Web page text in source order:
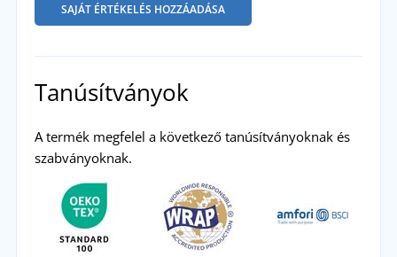
SAJÁT ÉRTÉKELÉS HOZZÁADÁSA
Tanúsítványok
A termék megfelel a következő tanúsítványoknak és
szabványoknak.